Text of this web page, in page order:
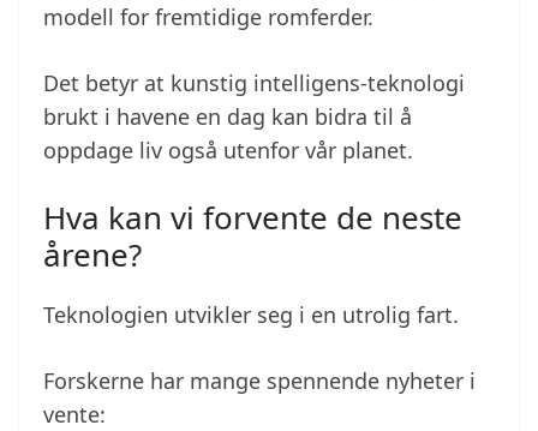
modell for fremtidige romferder.
Det betyr at kunstig intelligens-teknologi
brukt i havene en dag kan bidra til å
oppdage liv også utenfor vår planet.
Hva kan vi forvente de neste
årene?
Teknologien utvikler seg i en utrolig fart.
Forskerne har mange spennende nyheter i
vente: